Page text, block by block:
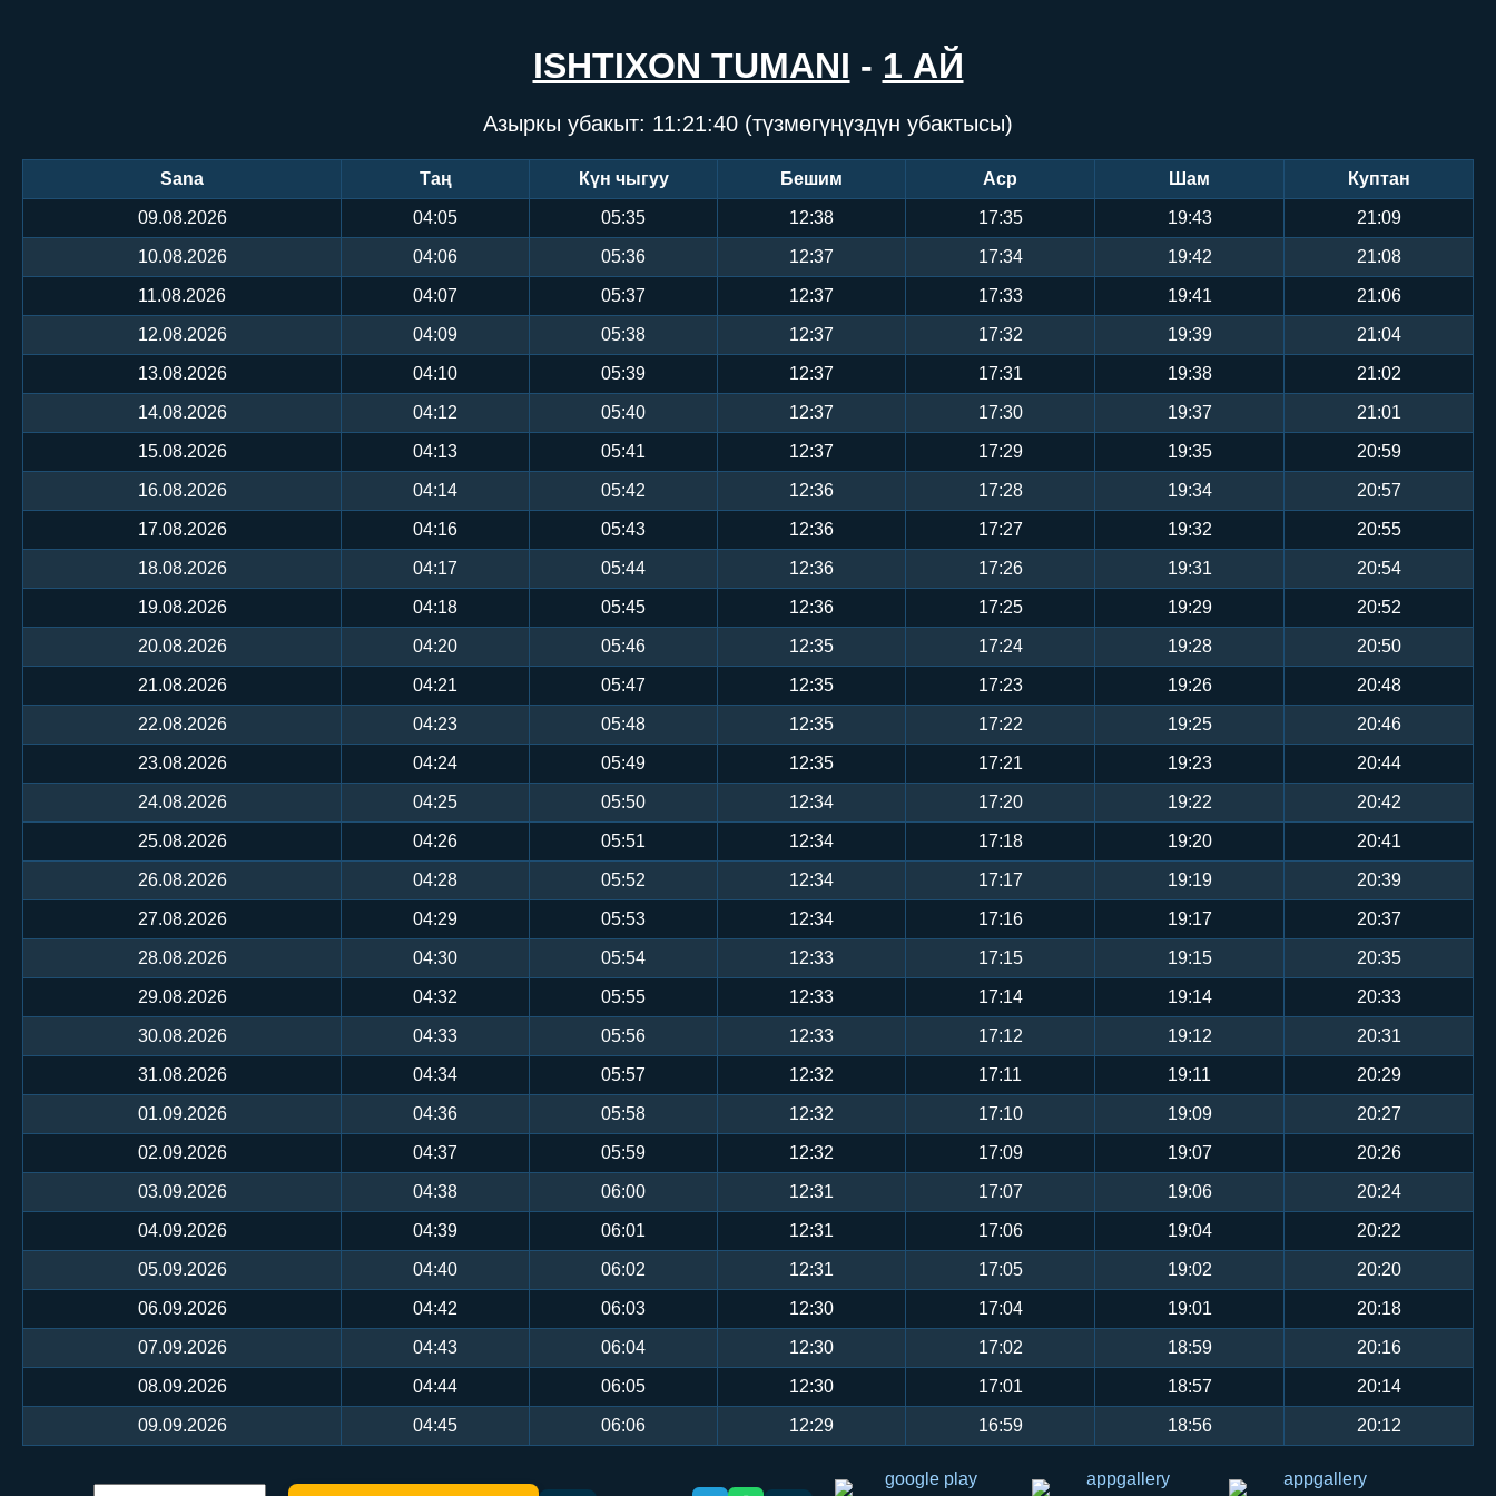
ISHTIXON TUMANI - 1 АЙ
Азыркы убакыт: 11:21:41 (түзмөгүңүздүн убактысы)
Sana Таң Күн чыгуу Бешим Аср Шам Куптан
09.08.2026 04:05 05:35 12:38 17:35 19:43 21:09
10.08.2026 04:06 05:36 12:37 17:34 19:42 21:08
11.08.2026 04:07 05:37 12:37 17:33 19:41 21:06
12.08.2026 04:09 05:38 12:37 17:32 19:39 21:04
13.08.2026 04:10 05:39 12:37 17:31 19:38 21:02
14.08.2026 04:12 05:40 12:37 17:30 19:37 21:01
15.08.2026 04:13 05:41 12:37 17:29 19:35 20:59
16.08.2026 04:14 05:42 12:36 17:28 19:34 20:57
17.08.2026 04:16 05:43 12:36 17:27 19:32 20:55
18.08.2026 04:17 05:44 12:36 17:26 19:31 20:54
19.08.2026 04:18 05:45 12:36 17:25 19:29 20:52
20.08.2026 04:20 05:46 12:35 17:24 19:28 20:50
21.08.2026 04:21 05:47 12:35 17:23 19:26 20:48
22.08.2026 04:23 05:48 12:35 17:22 19:25 20:46
23.08.2026 04:24 05:49 12:35 17:21 19:23 20:44
24.08.2026 04:25 05:50 12:34 17:20 19:22 20:42
25.08.2026 04:26 05:51 12:34 17:18 19:20 20:41
26.08.2026 04:28 05:52 12:34 17:17 19:19 20:39
27.08.2026 04:29 05:53 12:34 17:16 19:17 20:37
28.08.2026 04:30 05:54 12:33 17:15 19:15 20:35
29.08.2026 04:32 05:55 12:33 17:14 19:14 20:33
30.08.2026 04:33 05:56 12:33 17:12 19:12 20:31
31.08.2026 04:34 05:57 12:32 17:11 19:11 20:29
01.09.2026 04:36 05:58 12:32 17:10 19:09 20:27
02.09.2026 04:37 05:59 12:32 17:09 19:07 20:26
03.09.2026 04:38 06:00 12:31 17:07 19:06 20:24
04.09.2026 04:39 06:01 12:31 17:06 19:04 20:22
05.09.2026 04:40 06:02 12:31 17:05 19:02 20:20
06.09.2026 04:42 06:03 12:30 17:04 19:01 20:18
07.09.2026 04:43 06:04 12:30 17:02 18:59 20:16
08.09.2026 04:44 06:05 12:30 17:01 18:57 20:14
09.09.2026 04:45 06:06 12:29 16:59 18:56 20:12